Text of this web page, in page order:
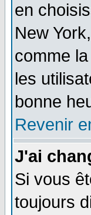
en
New
comme
les
bonne
Revenir
J'ai
Si vous
toujours